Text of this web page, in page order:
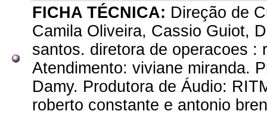
FICHA TÉCNICA: Direção de
Camila Oliveira, Cassio Guiot,
santos. diretora de operacoes :
Atendimento: viviane miranda.
Damy. Produtora de Áudio:
roberto constante e antonio